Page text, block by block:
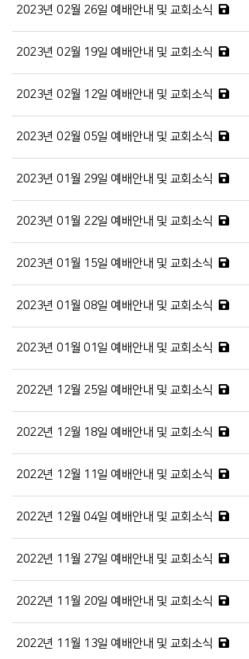
2023년 02월 26일 예배안내 및 교회소식
2023년 02월 19일 예배안내 및 교회소식
2023년 02월 12일 예배안내 및 교회소식
2023년 02월 05일 예배안내 및 교회소식
2023년 01월 29일 예배안내 및 교회소식
2023년 01월 22일 예배안내 및 교회소식
2023년 01월 15일 예배안내 및 교회소식
2023년 01월 08일 예배안내 및 교회소식
2023년 01월 01일 예배안내 및 교회소식
2022년 12월 25일 예배안내 및 교회소식
2022년 12월 18일 예배안내 및 교회소식
2022년 12월 11일 예배안내 및 교회소식
2022년 12월 04일 예배안내 및 교회소식
2022년 11월 27일 예배안내 및 교회소식
2022년 11월 20일 예배안내 및 교회소식
2022년 11월 13일 예배안내 및 교회소식